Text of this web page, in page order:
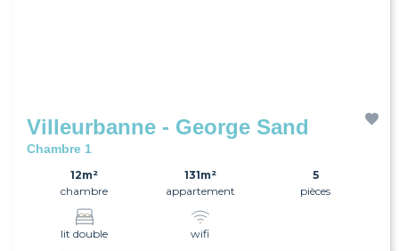
Villeurbanne - George Sand
Chambre 1
12m²
chambre
131m²
appartement
5
pièces
lit double wifi